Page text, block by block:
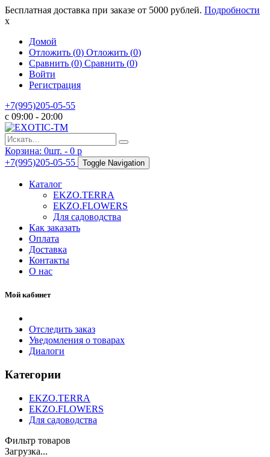
Бесплатная доставка при заказе от 5000 рублей. Подробности
x
Домой
Отложить (0) Отложить (0)
Сравнить (0) Сравнить (0)
Войти
Регистрация
+7(995)205-05-55
с 09:00 - 20:00
Корзина: 0шт. - 0 p
+7(995)205-05-55
Toggle Navigation
Каталог
EKZO.TERRA
EKZO.FLOWERS
Для садоводства
Как заказать
Оплата
Доставка
Контакты
О нас
Мой кабинет
Отследить заказ
Уведомления о товарах
Диалоги
Категории
EKZO.TERRA
EKZO.FLOWERS
Для садоводства
Фильтр товаров
Загрузка...